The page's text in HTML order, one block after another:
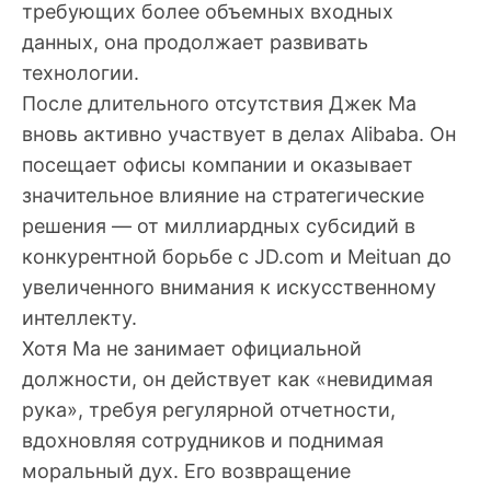
требующих более объемных входных
данных, она продолжает развивать
технологии.
После длительного отсутствия Джек Ма
вновь активно участвует в делах Alibaba. Он
посещает офисы компании и оказывает
значительное влияние на стратегические
решения — от миллиардных субсидий в
конкурентной борьбе с JD.com и Meituan до
увеличенного внимания к искусственному
интеллекту.
Хотя Ма не занимает официальной
должности, он действует как «невидимая
рука», требуя регулярной отчетности,
вдохновляя сотрудников и поднимая
моральный дух. Его возвращение